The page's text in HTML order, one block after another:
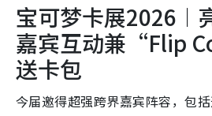
宝可梦卡展2026︱
嘉宾互动兼“Flip
送卡包
今届邀得超强跨界嘉宾阵容，包括